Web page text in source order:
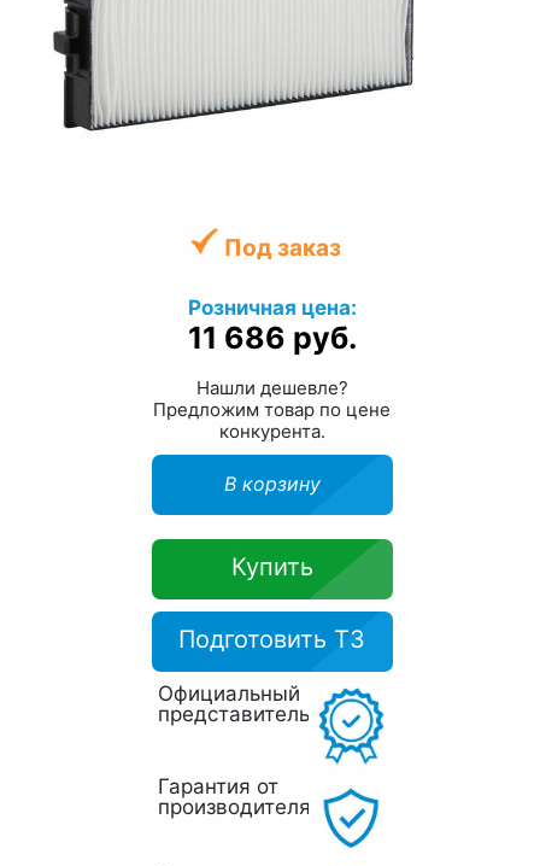
Под заказ
Розничная цена:
11 686 руб.
Нашли дешевле?
Предложим товар по цене
конкурента.
В корзину
Купить
Подготовить ТЗ
Официальный
представитель
Гарантия от
производителя